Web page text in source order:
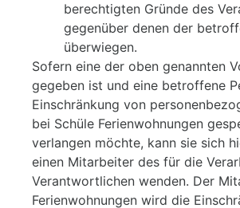
berechtigten Gründe des
gegenüber denen der
überwiegen.
Sofern eine der oben genannten
gegeben ist und eine betroffene
Einschränkung von
bei Schüle Ferienwohnungen
verlangen möchte, kann sie sich
einen Mitarbeiter des für die
Verantwortlichen wenden. Der
Ferienwohnungen wird die